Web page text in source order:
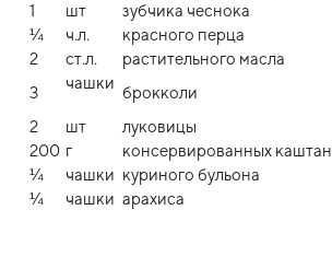
1
шт
зубчика чеснока
¼
ч.л.
красного перца
2
ст.л.
растительного масла
3
чашки
брокколи
2
шт
луковицы
200 г
консервированных
¼
чашки куриного бульона
¼
чашки арахиса